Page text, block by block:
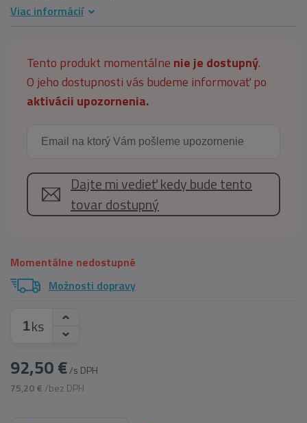
Viac informácií
Tento produkt momentálne nie je dostupný.
O jeho dostupnosti vás budeme informovať po
aktivácii upozornenia.
Dajte mi vedieť kedy bude tento
tovar dostupný
Momentálne nedostupné
Možnosti dopravy
ks
92,50 €/s DPH
75,20 € /bez DPH